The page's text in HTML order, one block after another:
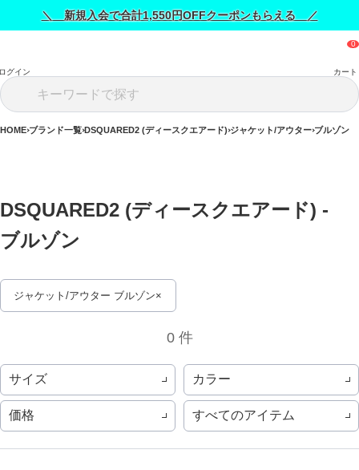
＼ 新規入会で合計1,550円OFFクーポンもらえる ／
グイン カート
HOME ブランド一覧 DSQUARED2 (ディースクエアード) ジャケット/アウター ブルゾン
DSQUARED2 (ディースクエアード) -
ブルゾン
ジャケット/アウター ブルゾン
0 件
サイズ カラー
価格 すべてのアイテム